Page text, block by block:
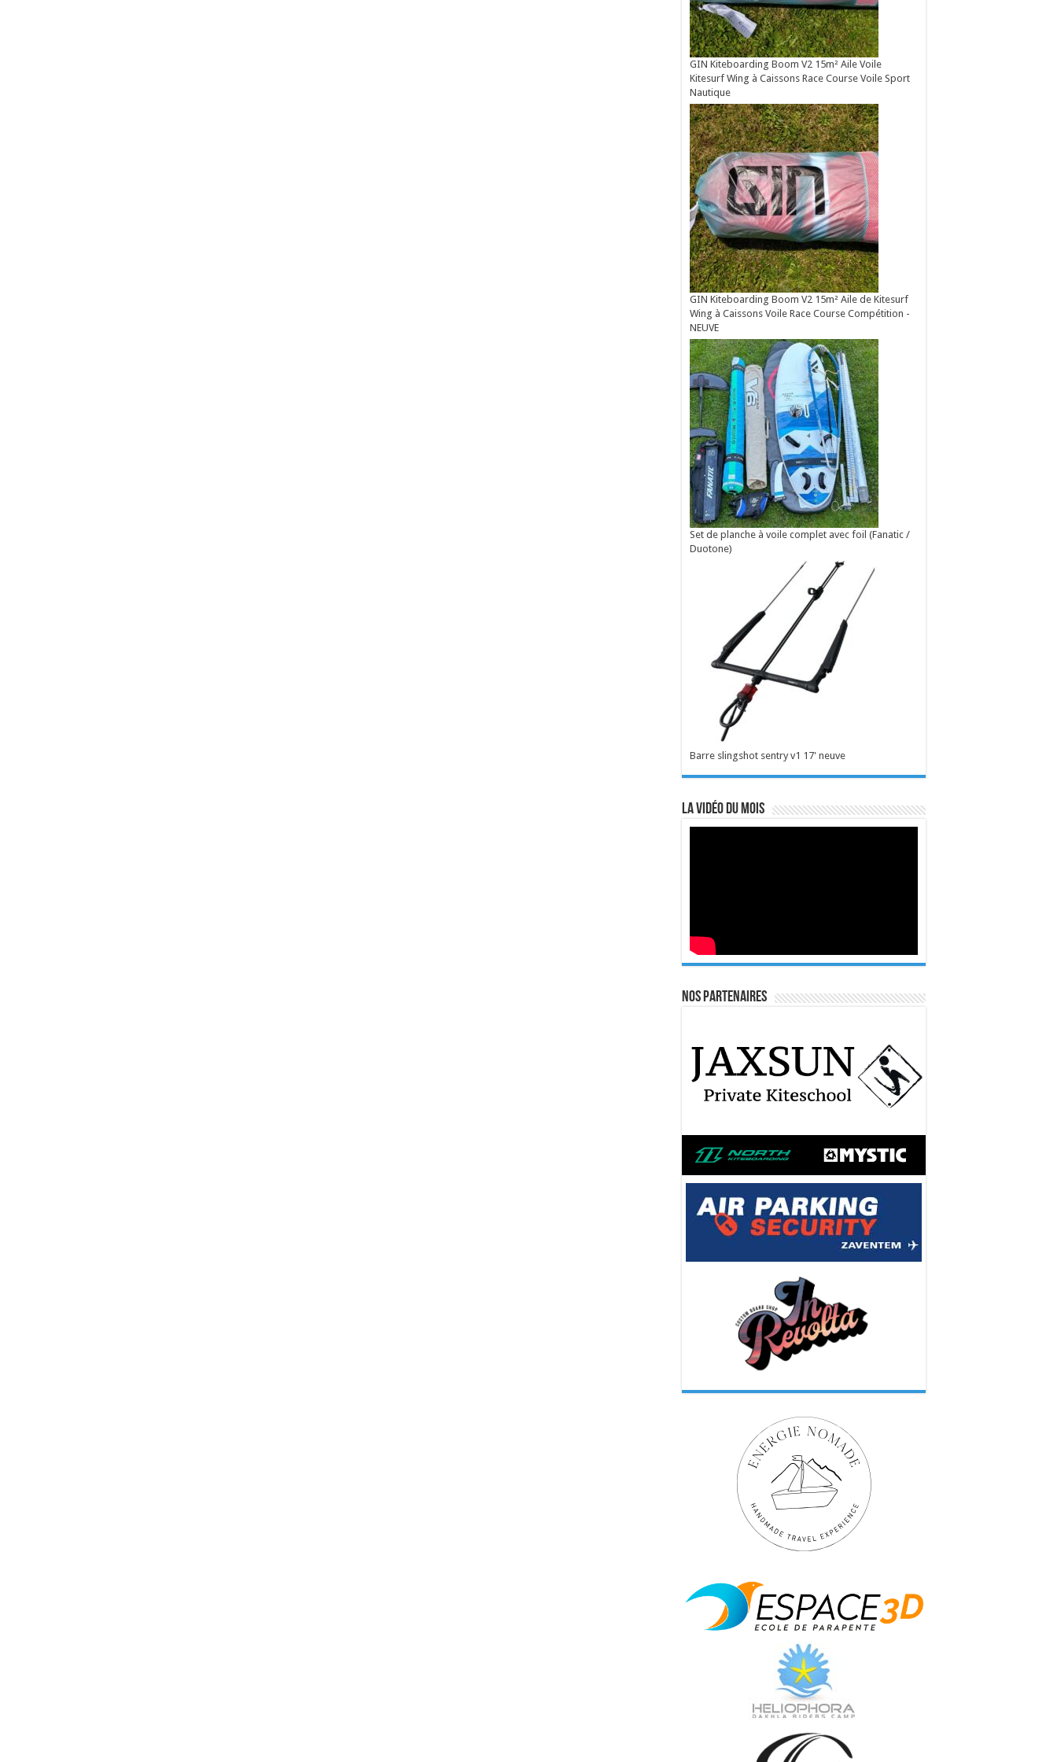
GIN Kiteboarding Boom V2 15m² Aile Voile
Kitesurf Wing à Caissons Race Course Voile Sport
Nautique
GIN Kiteboarding Boom V2 15m² Aile de Kitesurf
Wing à Caissons Voile Race Course Compétition -
NEUVE
Set de planche à voile complet avec foil (Fanatic /
Duotone)
Barre slingshot sentry v1 17' neuve
La vidéo du mois
Nos Partenaires